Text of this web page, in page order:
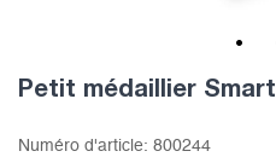
Petit médaillier Smart
Numéro d'article: 800244